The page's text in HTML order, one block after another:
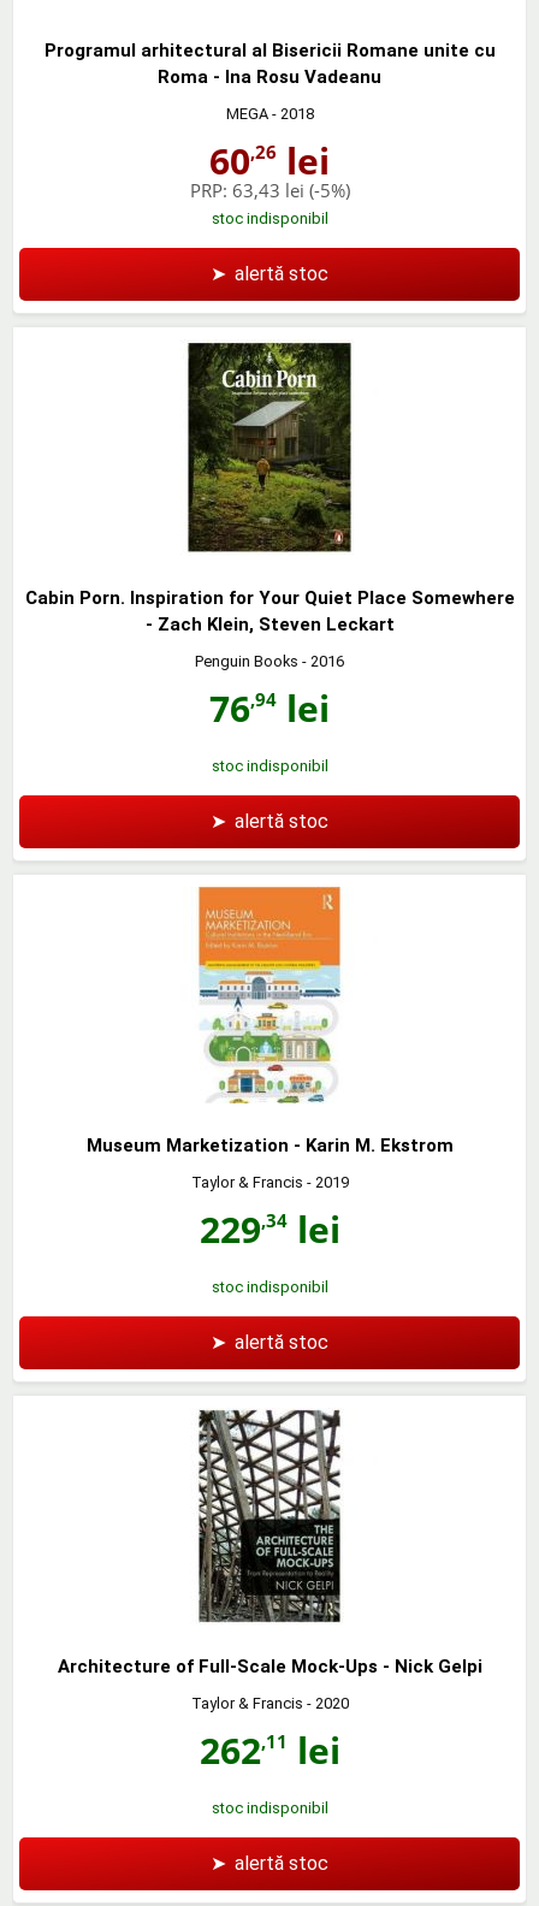
Programul arhitectural al Bisericii Romane unite cu
Roma - Ina Rosu Vadeanu
MEGA- 2018
60,26 lei
PRP: 63,43 lei (-5%)
stoc indisponibil
➤ alertă stoc
Cabin Porn. Inspiration for Your Quiet Place Somewhere
- Zach Klein, Steven Leckart
Penguin Books - 2016
76,94 lei
stoc indisponibil
➤ alertă stoc
Museum Marketization - Karin M. Ekstrom
Taylor & Francis - 2019
229,34lei
stoc indisponibil
➤ alertă stoc
Architecture of Full-Scale Mock-Ups - Nick Gelpi
Taylor & Francis - 2020
262,11 lei
stoc indisponibil
➤ alertă stoc